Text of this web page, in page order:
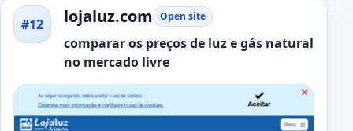
#12 lojaluz.com Open site
comparar os preços de luz e gás natural
no mercado livre